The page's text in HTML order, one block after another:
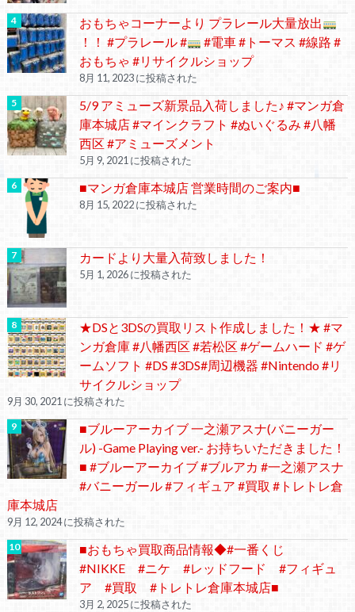
おもちゃコーナーより プラレール大量放出
！！ #プラレール #
#電車 #トーマス #線路 #
おもちゃ #リサイクルショップ
8月 11, 2023 に投稿された
5/9 アミューズ新景品入荷しました♪ #マンガ倉
庫本城店 #マインクラフト #ぬいぐるみ #八幡
西区 #アミューズメント
5月 9, 2021 に投稿された
■マンガ倉庫本城店 営業時間のご案内■
8月 15, 2022 に投稿された
カードより大量入荷致しました！
5月 1, 2026 に投稿された
★DSと3DSの買取リスト作成しました！★ #マ
ンガ倉庫 #八幡西区 #若松区 #ゲームハード #ゲ
ームソフト #DS #3DS#周辺機器 #Nintendo #リ
サイクルショップ
9月 30, 2021 に投稿された
■ブルーアーカイブ 一之瀬アスナ(バニーガー
ル) -Game Playing ver.- お持ちいただきました！
■ #ブルーアーカイブ #ブルアカ #一之瀬アスナ
#バニーガール #フィギュア #買取 #トレトレ倉
庫本城店
9月 12, 2024 に投稿された
■おもちゃ買取商品情報◆#一番くじ
#NIKKE #ニケ #レッドフード #フィギュ
ア #買取 #トレトレ倉庫本城店■
3月 2, 2025 に投稿された